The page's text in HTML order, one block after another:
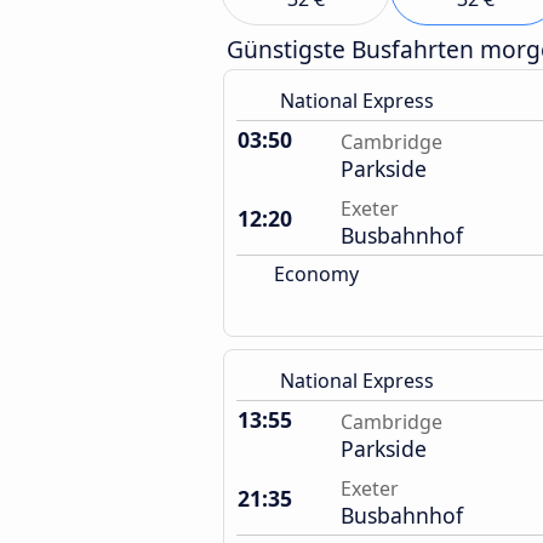
Günstigste Busfahrten
National Express
03:50 Cambridge
Parkside
12:20
Exeter
Busbahnhof
Economy
National Express
13:55 Cambridge
Parkside
21:35
Exeter
Busbahnhof